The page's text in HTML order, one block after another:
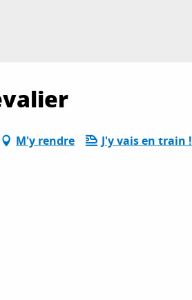
M'y rendre J'y vais en train !